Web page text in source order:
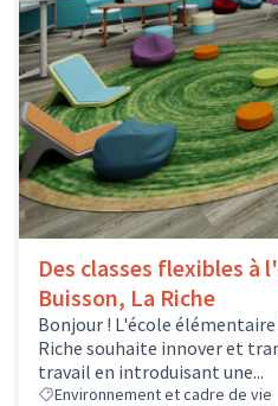
Des classes flexibles à
Buisson, La Riche
Bonjour ! L'école élémentaire
Riche souhaite innover et
travail en introduisant une...
Environnement et cadre de vie